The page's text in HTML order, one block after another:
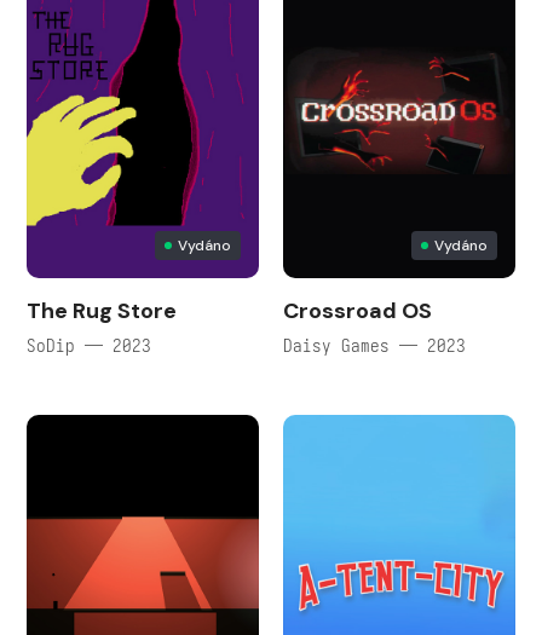
Vydáno
The Rug Store
SoDip — 2023
Vydáno
Crossroad OS
Daisy Games — 2023